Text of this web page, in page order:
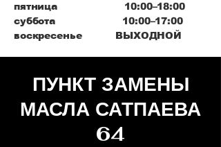
пятница 10:00–18:00
суббота 10:00–17:00
воскресенье ВЫХОДНОЙ
ПУНКТ ЗАМЕНЫ
МАСЛА САТПАЕВА
64